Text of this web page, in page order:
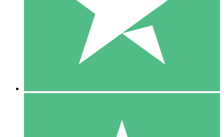
1 Téléchargement
10 00
10 Téléchargements